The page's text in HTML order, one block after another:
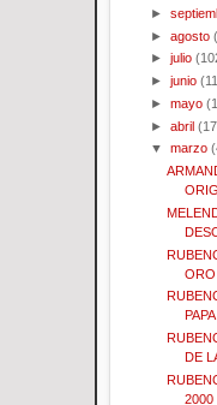
►
►agosto
►julio
►junio
►mayo
►abril
▼marzo
DE
2000